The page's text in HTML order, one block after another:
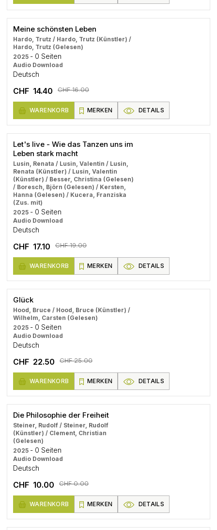
Meine schönsten Leben
Hardo, Trutz / Hardo, Trutz (Künstler) /
Hardo, Trutz (Gelesen)
2025 - 0 Seiten
Audio Download
Deutsch
CHF 14.40 CHF 16.00
WARENKORB MERKEN DETAILS
Let's live - Wie das Tanzen uns im
Leben stark macht
Lusin, Renata / Lusin, Valentin / Lusin,
Renata (Künstler) / Lusin, Valentin
(Künstler) / Besser, Christina (Gelesen)
/ Boresch, Björn (Gelesen) / Kersten,
Hanna (Gelesen) / Kucera, Franziska
(Zus. mit)
2025 - 0 Seiten
Audio Download
Deutsch
CHF 17.10 CHF 19.00
WARENKORB MERKEN DETAILS
Glück
Hood, Bruce / Hood, Bruce (Künstler) /
Wilhelm, Carsten (Gelesen)
2025 - 0 Seiten
Audio Download
Deutsch
CHF 22.50 CHF 25.00
WARENKORB MERKEN DETAILS
Die Philosophie der Freiheit
Steiner, Rudolf / Steiner, Rudolf
(Künstler) / Clement, Christian
(Gelesen)
2025 - 0 Seiten
Audio Download
Deutsch
CHF 10.00 CHF 0.00
WARENKORB MERKEN DETAILS